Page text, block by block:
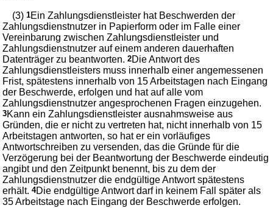
(3)1Ein Zahlungsdienstleister hat Beschwerden der
Zahlungsdienstnutzer in Papierform oder im Falle einer
Vereinbarung zwischen Zahlungsdienstleister und
Zahlungsdienstnutzer auf einem anderen dauerhaften
Datenträger zu beantworten.2Die Antwort des
Zahlungsdienstleisters muss innerhalb einer angemessenen
Frist, spätestens innerhalb von 15 Arbeitstagen nach Eingang
der Beschwerde, erfolgen und hat auf alle vom
Zahlungsdienstnutzer angesprochenen Fragen einzugehen.
3Kann ein Zahlungsdienstleister ausnahmsweise aus
Gründen, die er nicht zu vertreten hat, nicht innerhalb von 15
Arbeitstagen antworten, so hat er ein vorläufiges
Antwortschreiben zu versenden, das die Gründe für die
Verzögerung bei der Beantwortung der Beschwerde eindeutig
angibt und den Zeitpunkt benennt, bis zu dem der
Zahlungsdienstnutzer die endgültige Antwort spätestens
erhält.4Die endgültige Antwort darf in keinem Fall später als
35 Arbeitstage nach Eingang der Beschwerde erfolgen.